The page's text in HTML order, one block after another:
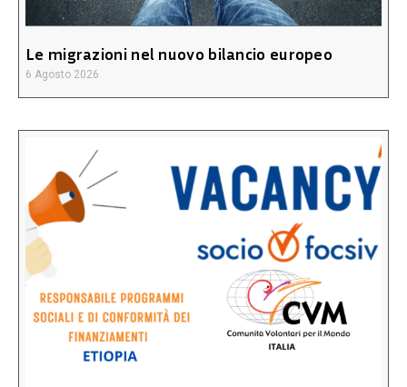
Le migrazioni nel nuovo bilancio europeo
6 Agosto 2026